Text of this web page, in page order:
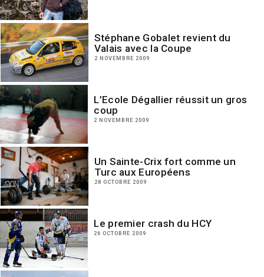
Stéphane Gobalet revient du
Valais avec la Coupe
2 NOVEMBRE 2009
L’Ecole Dégallier réussit un gros
coup
2 NOVEMBRE 2009
Un Sainte-Crix fort comme un
Turc aux Européens
28 OCTOBRE 2009
Le premier crash du HCY
26 OCTOBRE 2009